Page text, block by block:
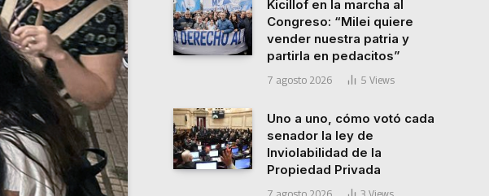
Kicillof en la marcha al
Congreso: “Milei quiere
vender nuestra patria y
partirla en pedacitos”
7 agosto 2026 5 Views
Uno a uno, cómo votó cada
senador la ley de
Inviolabilidad de la
Propiedad Privada